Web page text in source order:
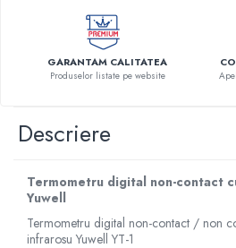
Adaptori/cuple
Capsule, filtre finale apa sterila
Prefiltre lavoare
Electrochirurgie
Cabluri pentru pensele bipolare
Electrozi neutri
Electrocautere
Radiocautere
GARANTAM CALITATEA
Produselor listate pe website
Descriere
Termometru digital non-contact
Yuwell
Termometru digital non-contact / non
infrarosu Yuwell YT-1